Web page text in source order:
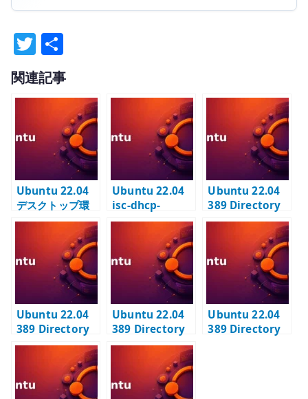
T
w
it
r
有
関連記事
Ubuntu 22.04
デスクトップ環
境 – Server に
desktop を追加
する
Ubuntu 22.04
isc-dhcp-
server – PXE ブ
ートを見据えた
DHCP サーバー
構築
Ubuntu 22.04
389 Directory
Server #1 – イ
ンスタンス作成
と suffix 設計
Ubuntu 22.04
389 Directory
Server #2 – TLS
有効化と LDAPS
Ubuntu 22.04
389 Directory
Server #3 – ベ
ースエントリー
Ubuntu 22.04
389 Directory